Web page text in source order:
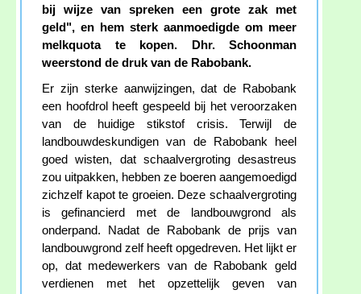
bij wijze van spreken een grote zak met
geld", en hem sterk aanmoedigde om meer
melkquota te kopen. Dhr. Schoonman
weerstond de druk van de Rabobank.
Er zijn sterke aanwijzingen, dat de Rabobank
een hoofdrol heeft gespeeld bij het veroorzaken
van de huidige stikstof crisis. Terwijl de
landbouwdeskundigen van de Rabobank heel
goed wisten, dat schaalvergroting desastreus
zou uitpakken, hebben ze boeren aangemoedigd
zichzelf kapot te groeien. Deze schaalvergroting
is gefinancierd met de landbouwgrond als
onderpand. Nadat de Rabobank de prijs van
landbouwgrond zelf heeft opgedreven. Het lijkt er
op, dat medewerkers van de Rabobank geld
verdienen met het opzettelijk geven van